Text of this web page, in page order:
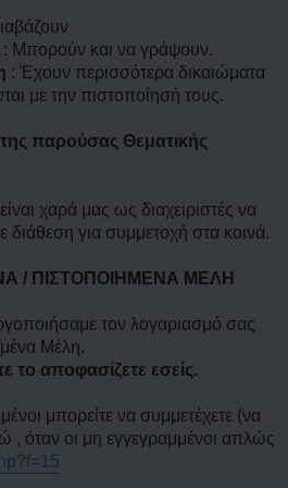
: Μπορούν και να γράψουν.
: Έχουν περισσότερα δικαιώματα
με την πιστοποίησή τους.
παρούσας Θεματικής
χαρά μας ως διαχειριστές να
διάθεση για συμμετοχή στα κοινά.
/ ΠΙΣΤΟΠΟΙΗΜΕΝΑ ΜΕΛΗ
τον λογαριασμό σας
Μέλη.
το αποφασίζετε εσείς.
μπορείτε να συμμετέχετε (να
, όταν οι μη εγγεγραμμένοι απλώς